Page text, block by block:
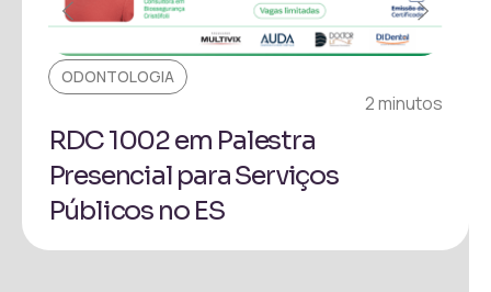
ODONTOLOGIA
2 minutos
RDC 1002 em Palestra
Presencial para Serviços
Públicos no ES